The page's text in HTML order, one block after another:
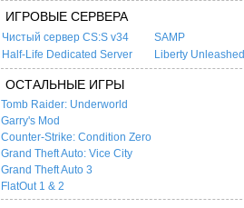
ИГРОВЫЕ СЕРВЕРА
Чистый сервер CS:S v34
SAMP
Half-Life Dedicated Server
Liberty Unleashed
ОСТАЛЬНЫЕ ИГРЫ
Tomb Raider: Underworld
Garry's Mod
Counter-Strike: Condition Zero
Grand Theft Auto: Vice City
Grand Theft Auto 3
FlatOut 1 & 2